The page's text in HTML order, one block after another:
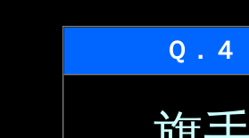
Ｑ．４